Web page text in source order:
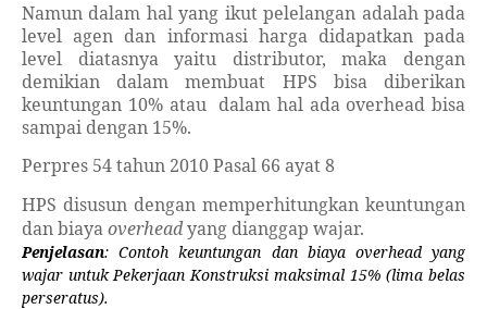
Namun dalam hal yang ikut pelelangan adalah pada
level agen dan informasi harga didapatkan pada
level diatasnya yaitu distributor, maka dengan
demikian dalam membuat HPS bisa diberikan
keuntungan 10% atau dalam hal ada overhead bisa
sampai dengan 15%.
Perpres 54 tahun 2010 Pasal 66 ayat 8
HPS disusun dengan memperhitungkan keuntungan
dan biayaoverheadyang dianggap wajar.
Penjelasan:Contoh keuntungan dan biaya overheadyang
wajar untuk Pekerjaan Konstruksi maksimal 15% (lima belas
perseratus).